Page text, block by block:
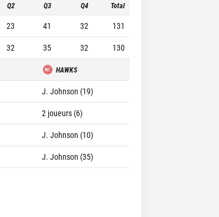
Q2 Q3 Q4 Total
23 41 32
131
32 35 32 130
HAWKS
J. Johnson (19)
2 joueurs (6)
J. Johnson (10)
J. Johnson (35)